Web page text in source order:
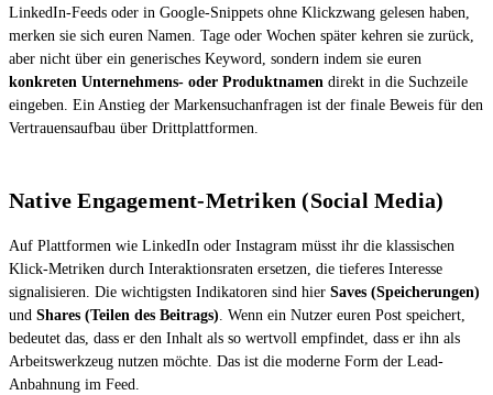
LinkedIn-Feeds oder in Google-Snippets ohne Klickzwang gelesen haben,
merken sie sich euren Namen. Tage oder Wochen später kehren sie zurück,
aber nicht über ein generisches Keyword, sondern indem sie euren
konkreten Unternehmens- oder Produktnamen direkt in die Suchzeile
eingeben. Ein Anstieg der Markensuchanfragen ist der finale Beweis für den
Vertrauensaufbau über Drittplattformen.
Native Engagement-Metriken (Social Media)
Auf Plattformen wie LinkedIn oder Instagram müsst ihr die klassischen
Klick-Metriken durch Interaktionsraten ersetzen, die tieferes Interesse
signalisieren. Die wichtigsten Indikatoren sind hier Saves (Speicherungen)
und Shares (Teilen des Beitrags). Wenn ein Nutzer euren Post speichert,
bedeutet das, dass er den Inhalt als so wertvoll empfindet, dass er ihn als
Arbeitswerkzeug nutzen möchte. Das ist die moderne Form der Lead-
Anbahnung im Feed.